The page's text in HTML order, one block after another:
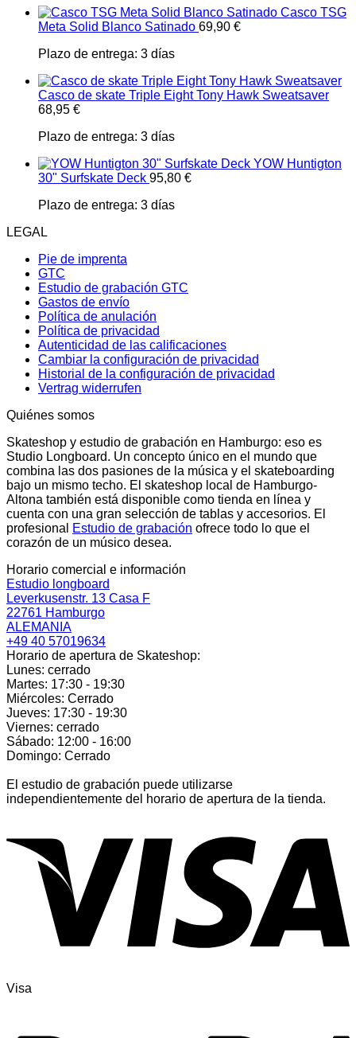
Casco TSG
Meta Solid Blanco Satinado 69,90 €
Plazo de entrega: 3 días
Casco de skate Triple Eight Tony Hawk Sweatsaver
68,95 €
Plazo de entrega: 3 días
YOW Huntigton
30" Surfskate Deck 95,80 €
Plazo de entrega: 3 días
LEGAL
Pie de imprenta
GTC
Estudio de grabación GTC
Gastos de envío
Política de anulación
Política de privacidad
Autenticidad de las calificaciones
Cambiar la configuración de privacidad
Historial de la configuración de privacidad
Vertrag widerrufen
Quiénes somos
Skateshop y estudio de grabación en Hamburgo: eso es
Studio Longboard. Un concepto único en el mundo que
combina las dos pasiones de la música y el skateboarding
bajo un mismo techo. El skateshop local de Hamburgo-
Altona también está disponible como tienda en línea y
cuenta con una gran selección de tablas y accesorios. El
profesional
Estudio de grabación ofrece todo lo que el
corazón de un músico desea.
Horario comercial e información
Estudio longboard
Leverkusenstr. 13 Casa F
22761 Hamburgo
ALEMANIA
+49 40 57019634
Horario de apertura de Skateshop:
Lunes: cerrado
Martes: 17:30 - 19:30
Miércoles: Cerrado
Jueves: 17:30 - 19:30
Viernes: cerrado
Sábado: 12:00 - 16:00
Domingo: Cerrado
El estudio de grabación puede utilizarse
independientemente del horario de apertura de la tienda.
Visa